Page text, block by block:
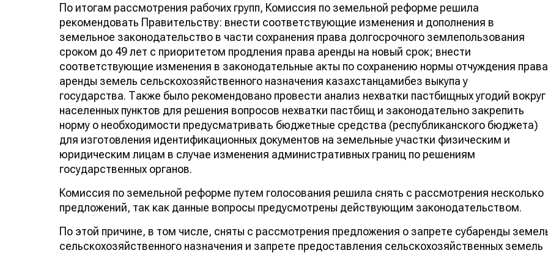
По итогам рассмотрения рабочих групп, Комиссия по земельной реформе решила
рекомендовать Правительству: внести соответствующие изменения и дополнения в
земельное законодательство в части сохранения права долгосрочного землепользования
сроком до 49 лет с приоритетом продления права аренды на новый срок; внести
соответствующие изменения в законодательные акты по сохранению нормы отчуждения права
аренды земель сельскохозяйственного назначения казахстанцамибез выкупа у
государства. Также было рекомендовано провести анализ нехватки пастбищных угодий вокруг
населенных пунктов для решения вопросов нехватки пастбищ и законодательно закрепить
норму о необходимости предусматривать бюджетные средства (республиканского бюджета)
для изготовления идентификационных документов на земельные участки физическим и
юридическим лицам в случае изменения административных границ по решениям
государственных органов.
Комиссия по земельной реформе путем голосования решила снять с рассмотрения несколько
предложений, так как данные вопросы предусмотрены действующим законодательством.
По этой причине, в том числе, сняты с рассмотрения предложения о запрете субаренды
сельскохозяйственного назначения и запрете предоставления сельскохозяйственных земель